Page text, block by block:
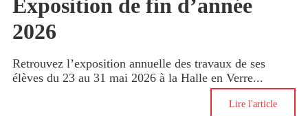
Exposition de fin d’année
2026
Retrouvez l’exposition annuelle des travaux de ses
élèves du 23 au 31 mai 2026 à la Halle en Verre...
Lire l'article